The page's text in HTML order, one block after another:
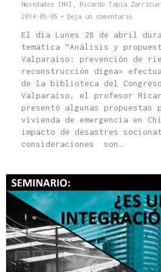
Novedades INVI Ricardo Tapia
2014-05-05
Deja un comentario
El día Lunes 28 de abril
temática “Análisis y
Valparaíso: prevención de
reconstrucción digna»
de la biblioteca del
Valparaíso, el profesor
presentó algunas propuestas
vivienda de emergencia en
impacto de desastres
consideraciones son…